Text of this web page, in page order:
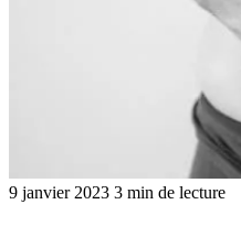
9 janvier 2023 3 min de lecture